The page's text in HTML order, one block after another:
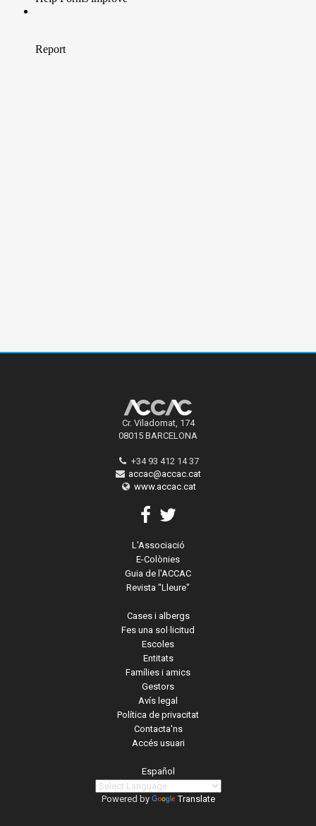
Cr. Viladomat, 174
08015 BARCELONA
+34 93 412 14 37
accac@accac.cat
www.accac.cat
L'Associació
E-Colònies
Guia de l'ACCAC
Revista "Lleure"
Cases i albergs
Fes una sol·licitud
Escoles
Entitats
Famílies i amics
Gestors
Avís legal
Política de privacitat
Contacta'ns
Accés usuari
Español
Powered by Translate